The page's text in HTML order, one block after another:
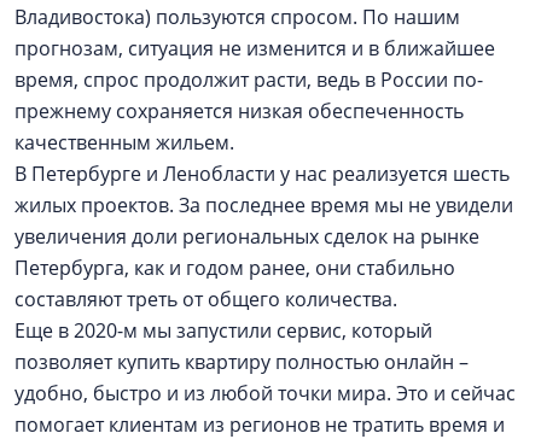
Владивостока) пользуются спросом. По нашим
прогнозам, ситуация не изменится и в ближайшее
время, спрос продолжит расти, ведь в России по-
прежнему сохраняется низкая обеспеченность
качественным жильем.
В Петербурге и Ленобласти у нас реализуется шесть
жилых проектов. За последнее время мы не увидели
увеличения доли региональных сделок на рынке
Петербурга, как и годом ранее, они стабильно
составляют треть от общего количества.
Еще в 2020-м мы запустили сервис, который
позволяет купить квартиру полностью онлайн –
удобно, быстро и из любой точки мира. Это и сейчас
помогает клиентам из регионов не тратить время и